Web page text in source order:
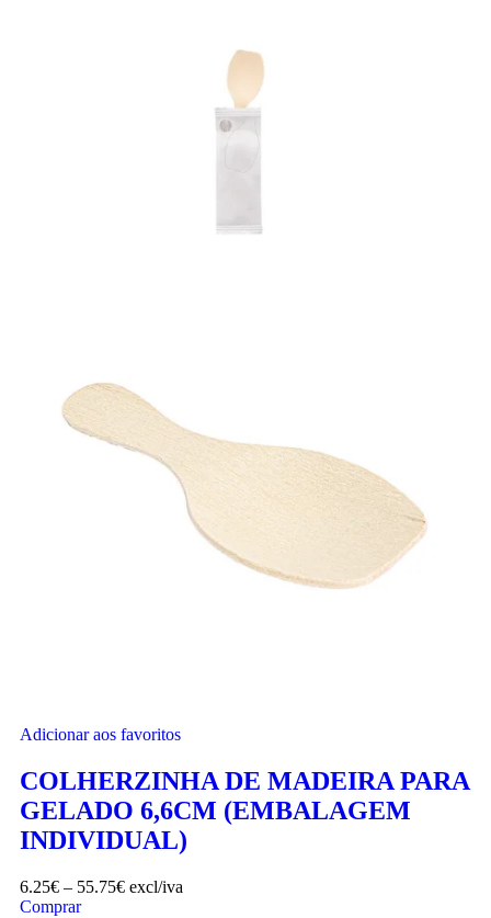
Adicionar aos favoritos
COLHERZINHA DE MADEIRA PARA
GELADO 6,6CM (EMBALAGEM
INDIVIDUAL)
6.25€ – 55.75€ excl/iva
Comprar